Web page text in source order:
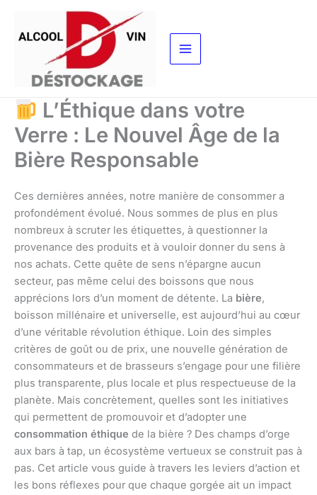
contenu
L’Éthique dans votre
Verre : Le Nouvel Âge de la
Bière Responsable
Ces dernières années, notre manière de consommer a
profondément évolué. Nous sommes de plus en plus
nombreux à scruter les étiquettes, à questionner la
provenance des produits et à vouloir donner du sens à
nos achats. Cette quête de sens n’épargne aucun
secteur, pas même celui des boissons que nous
apprécions lors d’un moment de détente. La bière,
boisson millénaire et universelle, est aujourd’hui au cœur
d’une véritable révolution éthique. Loin des simples
critères de goût ou de prix, une nouvelle génération de
consommateurs et de brasseurs s’engage pour une filière
plus transparente, plus locale et plus respectueuse de la
planète. Mais concrètement, quelles sont les initiatives
qui permettent de promouvoir et d’adopter une
consommation éthique de la bière ? Des champs d’orge
aux bars à tap, un écosystème vertueux se construit pas à
pas. Cet article vous guide à travers les leviers d’action et
les bons réflexes pour que chaque gorgée ait un impact